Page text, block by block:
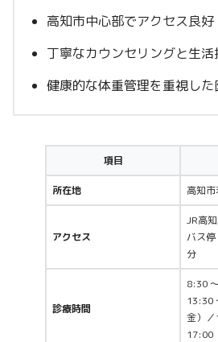
高知市中心部でアクセス良好
丁寧なカウンセリングと生活
健康的な体重管理を重視した
項目
所在地 高知
アクセス
JR高
バス
分
診療時間
8:30
13:30
金）
17:00